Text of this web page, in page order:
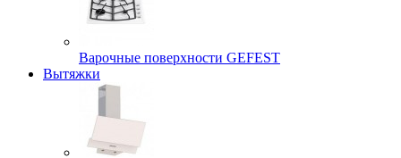
Варочные поверхности GEFEST
Вытяжки